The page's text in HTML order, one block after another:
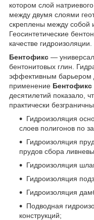
котором слой
между двумя слоями
скреплены между собой
Геосинтетические
качестве гидроизоляции.
Бентофикс —
бентонитовых глин.
эффективным барьером
применение Бентофикс
десятилетий показало,
практически
Гидроизоляция
слоев полигонов по
Гидроизоляция
прудов сбора
Гидроизоляция
Гидроизоляция
Гидроизоляция
Подводная
конструкций;